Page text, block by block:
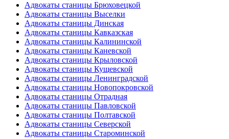
Адвокаты станицы Брюховецкой
Адвокаты станицы Выселки
Адвокаты станицы Динская
Адвокаты станицы Кавказская
Адвокаты станицы Калининской
Адвокаты станицы Каневской
Адвокаты станицы Крыловской
Адвокаты станицы Кущевской
Адвокаты станицы Ленинградской
Адвокаты станицы Новопокровской
Адвокаты станицы Отрадная
Адвокаты станицы Павловской
Адвокаты станицы Полтавской
Адвокаты станицы Северской
Адвокаты станицы Староминской